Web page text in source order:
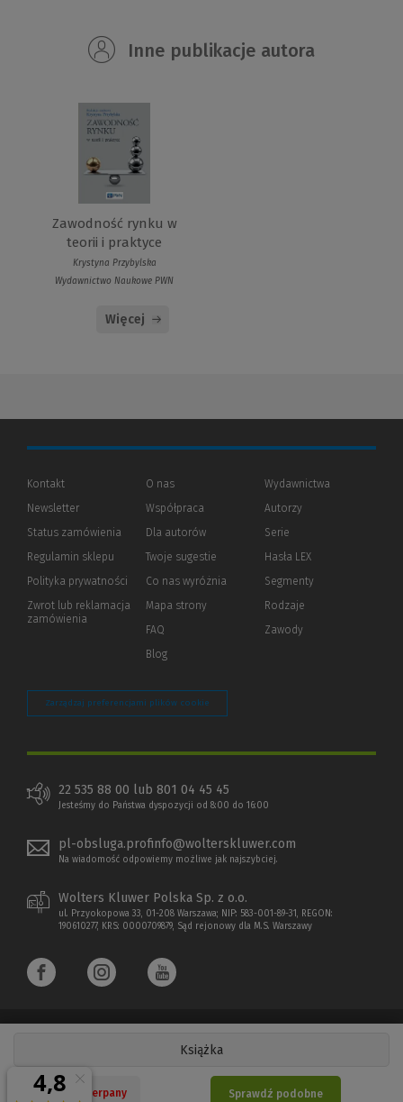
Książka
Nakład wyczerpany Sprawdź podobne
Inne publikacje autora
Zawodność rynku w
teorii i praktyce
Krystyna Przybylska
Wydawnictwo Naukowe PWN
Więcej
Kontakt
Newsletter
Status zamówienia
Regulamin sklepu
Polityka prywatności (Nowe
(Link
innej
Zwrot lub reklamacja
zamówienia
O nas
Współpraca
Dla autorów(Nowe
(Link
innej
strony)
Twoje sugestie
Co nas wyróżnia
Mapa strony
FAQ
Blog
Wydawnictwa
Autorzy
Serie
Hasła LEX
Segmenty
Rodzaje
Zawody
Zarządzaj preferencjami plików cookie
22 535 88 00 lub 801 04 45 45
Jesteśmy do Państwa dyspozycji od 8:00 do 16:00
pl-obsluga.profinfo@wolterskluwer.com
Na wiadomość odpowiemy możliwe jak najszybciej.
Wolters Kluwer Polska Sp. z o.o.
ul. Przyokopowa 33, 01-208 Warszawa; NIP: 583-001-89-31, REGON:
190610277, KRS: 0000709879, Sąd rejonowy dla M.S. Warszawy
Copyright 1997 - 2026 Wolters Kluwer Polska Sp. z o.o.